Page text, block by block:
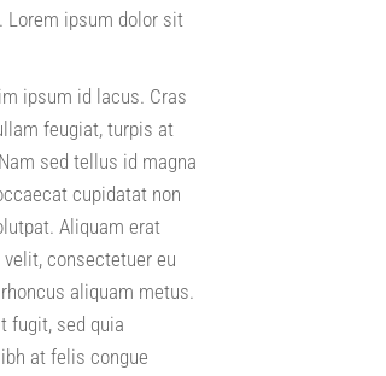
Lorem ipsum dolor sit
ipsum id lacus. Cras
feugiat, turpis at
sed tellus id magna
cupidatat non
Aliquam erat
consectetuer eu
aliquam metus.
fugit, sed quia
at felis congue